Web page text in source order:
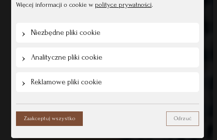
Więcej informacji o cookie w polityce prywatności.
Niezbędne pliki cookie
Analityczne pliki cookie
Reklamowe pliki cookie
Zaakceptuj wszystko Odrzuć